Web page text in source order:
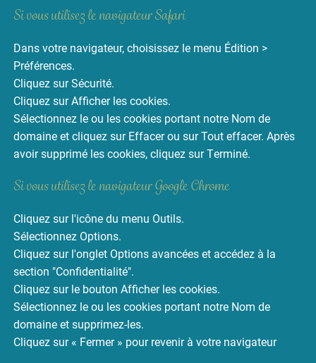
Si vous utilisez le navigateur Safari
Dans votre navigateur, choisissez le menu Édition >
Préférences.
Cliquez sur Sécurité.
Cliquez sur Afficher les cookies.
Sélectionnez le ou les cookies portant notre Nom de
domaine et cliquez sur Effacer ou sur Tout effacer. Après
avoir supprimé les cookies, cliquez sur Terminé.
Si vous utilisez le navigateur Google Chrome
Cliquez sur l'icône du menu Outils.
Sélectionnez Options.
Cliquez sur l'onglet Options avancées et accédez à la
section "Confidentialité".
Cliquez sur le bouton Afficher les cookies.
Sélectionnez le ou les cookies portant notre Nom de
domaine et supprimez-les.
Cliquez sur « Fermer » pour revenir à votre navigateur